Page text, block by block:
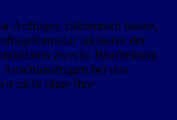
Anfragen zukommen lassen,
inklusive der
zwecks Bearbeitung
bei uns
nicht ohne Ihre